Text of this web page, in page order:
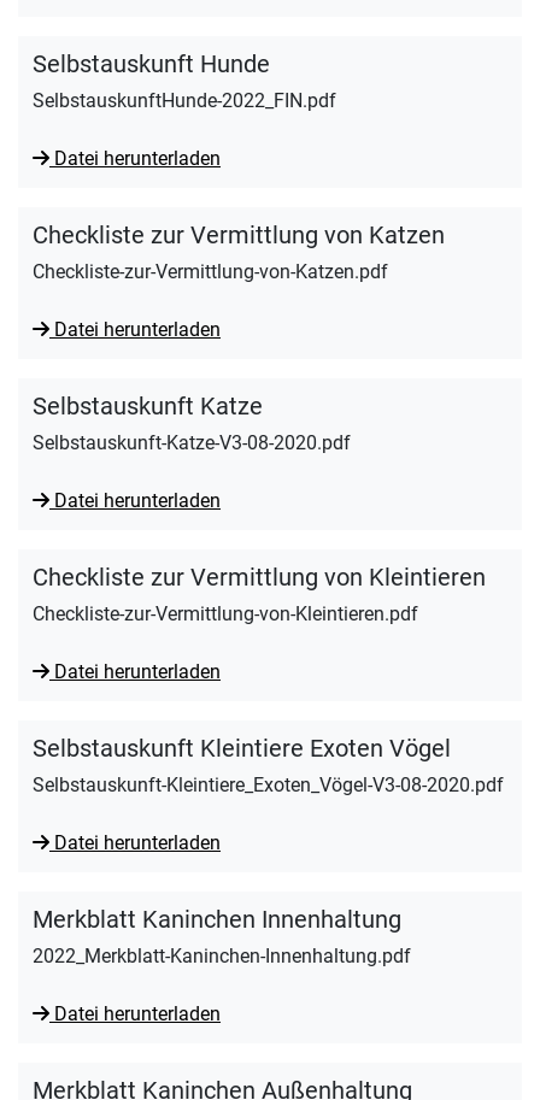
Selbstauskunft Hunde
SelbstauskunftHunde-2022_FIN.pdf
Datei herunterladen
Checkliste zur Vermittlung von Katzen
Checkliste-zur-Vermittlung-von-Katzen.pdf
Datei herunterladen
Selbstauskunft Katze
Selbstauskunft-Katze-V3-08-2020.pdf
Datei herunterladen
Checkliste zur Vermittlung von Kleintieren
Checkliste-zur-Vermittlung-von-Kleintieren.pdf
Datei herunterladen
Selbstauskunft Kleintiere Exoten Vögel
Selbstauskunft-Kleintiere_Exoten_Vögel-V3-08-2020.pdf
Datei herunterladen
Merkblatt Kaninchen Innenhaltung
2022_Merkblatt-Kaninchen-Innenhaltung.pdf
Datei herunterladen
Merkblatt Kaninchen Außenhaltung